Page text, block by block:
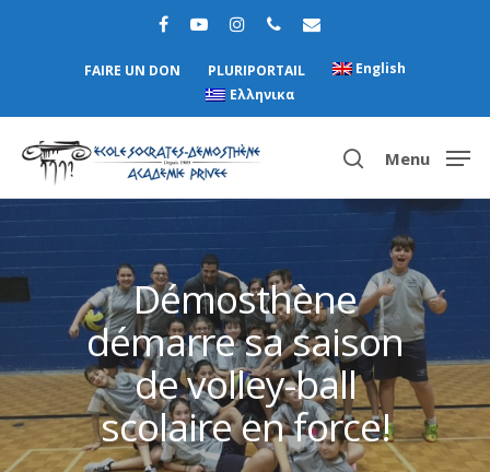
FAIRE UN DON PLURIPORTAIL
English
Ελληνικα
Hit enter to search or ESC to close
Menu
Démosthène
démarre sa saison
de volley-ball
scolaire en force!